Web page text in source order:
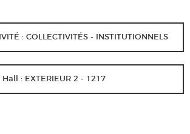
: COLLECTIVITÉS - INSTITUTIONNELS
Hall : EXTERIEUR 2 - 1217